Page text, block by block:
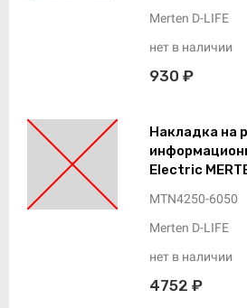
Merten D-LIFE
нет в наличии
930 ₽
Накладка на
Electric
MTN4250-6050
Merten D-LIFE
нет в наличии
4752 ₽